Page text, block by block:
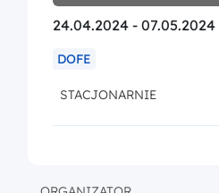
24.04.2024 - 07.05.2024
DOFE
STACJONARNIE